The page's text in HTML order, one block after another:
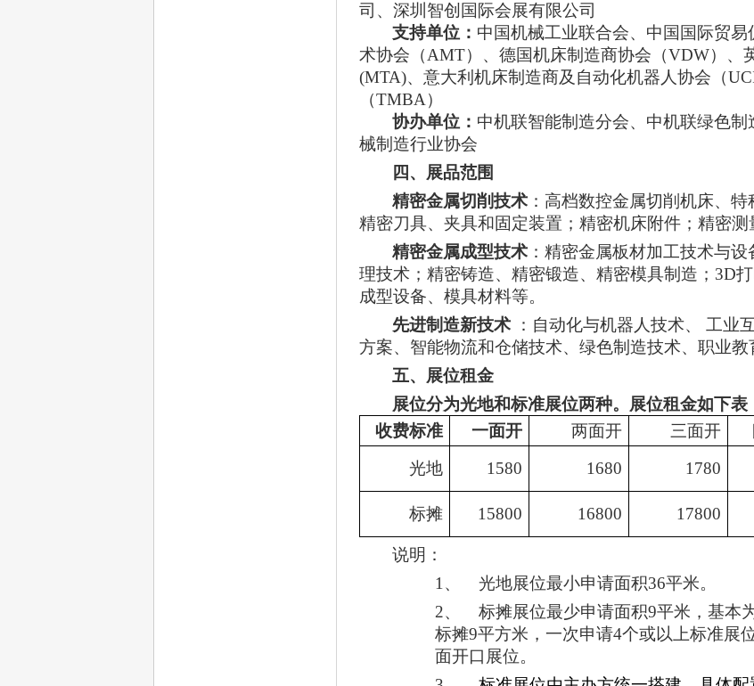
司、深圳智创国际会展有限公司
支持单位： 中国机械工业联合会、中国国际贸
术协会（AMT）、德国机床制造商协会（VDW）、
(MTA)、意大利机床制造商及自动化机器人协会（
（TMBA）
协办单位： 中机联智能制造分会、中机联绿色
械制造行业协会
四、展品范围
精密金属切削技术 ：高档数控金属切削机床、
精密刀具、夹具和固定装置；精密机床附件；精密测
精密金属成型技术 ：精密金属板材加工技术与
理技术；精密铸造、精密锻造、精密模具制造；3D
成型设备、模具材料等。
先进制造新技术
：自动化与机器人技术、 工业
方案、智能物流和仓储技术、绿色制造技术、职业教
五、展位租金
展位分为光地和标准展位两种。展位租金如下表
收费标准
一面开 两面开 三面开
光地
1580 1680 1780
标摊
15800 16800 17800
说明：
1、
光地展位最小申请面积36平米。
2、
标摊展位最少申请面积9平米，基本
标摊9平方米，一次申请4个或以上标准展
面开口展位。